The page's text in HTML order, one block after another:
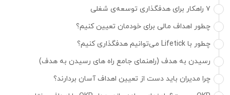
۷ راهکار برای هدفگذاری توسعه‌ی شغلی
چطور اهداف مالی برای خودمان تعیین کنیم؟
چطور با Lifetick می‌توانیم هدفگذاری کنیم؟
رسیدن به هدف (راهنمای جامع راه های رسیدن به هدف)
چرا مدیران باید دست از تعیین اهداف آسان بردارند؟